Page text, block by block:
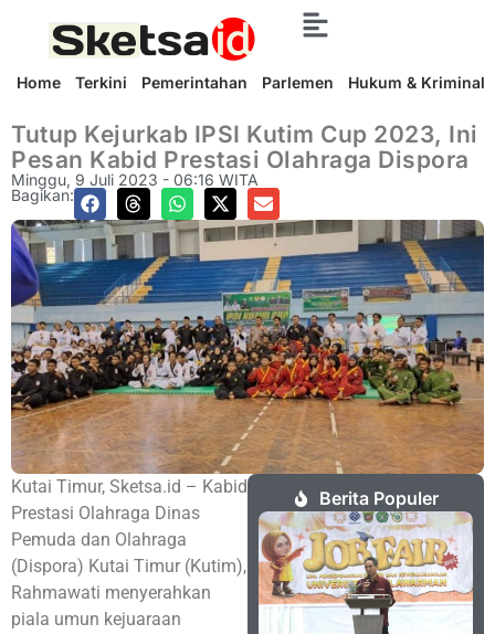
Home Terkini Pemerintahan Parlemen Hukum & Kriminal
Tutup Kejurkab IPSI Kutim Cup 2023, Ini
Pesan Kabid Prestasi Olahraga Dispora
Minggu, 9 Juli 2023 - 06:16 WITA
Bagikan:
Kutai Timur, Sketsa.id – Kabid
Prestasi Olahraga Dinas
Pemuda dan Olahraga
(Dispora) Kutai Timur (Kutim),
Rahmawati menyerahkan
piala umun kejuaraan
Berita Populer